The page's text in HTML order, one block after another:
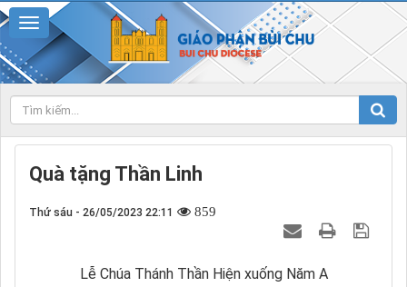
Quà tặng Thần Linh
Thứ sáu - 26/05/2023 22:11 859
Lễ Chúa Thánh Thần Hiện xuống Năm A